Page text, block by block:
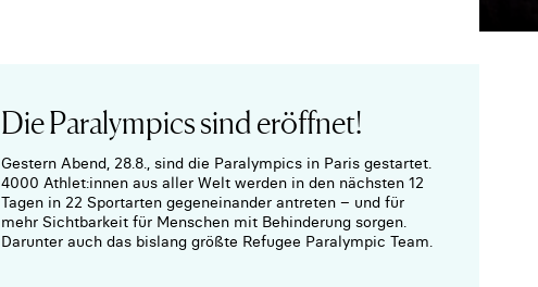
Die Paralympics sind eröffnet!
Gestern Abend, 28.8., sind die Paralympics in Paris gestartet.
4000 Athlet:innen aus aller Welt werden in den nächsten 12
Tagen in 22 Sportarten gegeneinander antreten – und für
mehr Sichtbarkeit für Menschen mit Behinderung sorgen.
Darunter auch das bislang größte Refugee Paralympic Team.